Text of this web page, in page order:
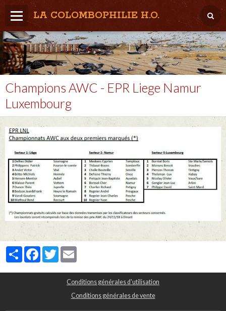
LA COLOMBOPHILIE H.O.
Home
Météo / Het weer
Lâcher / Los
Result. clubs, Provincial, (Inter)National
RFCB / KBDB
Champions AWC - EPR Liege Namur
Luxembourg
PartagerFacebook
Twitter
Conditions générales d'utilisation
Conditions générales de vente